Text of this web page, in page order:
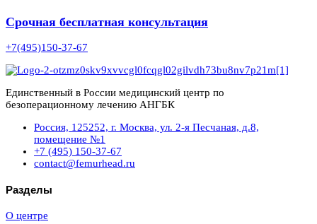
Срочная бесплатная консультация
+7(495)150-37-67
Единственный в России медицинский центр по
безоперационному лечению АНГБК
Россия, 125252, г. Москва, ул. 2-я Песчаная, д.8,
помещение №1
+7 (495) 150-37-67
contact@femurhead.ru
Разделы
О центре